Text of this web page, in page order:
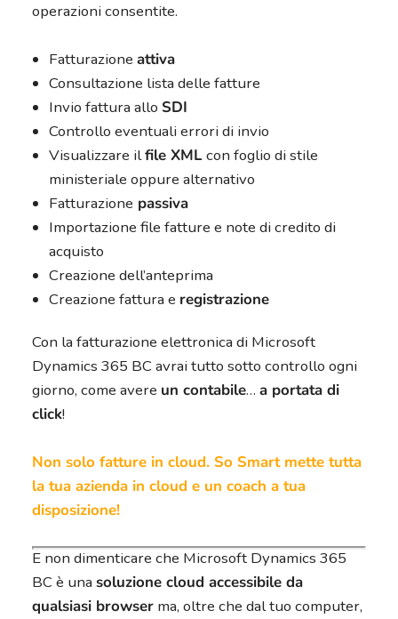
operazioni consentite.
Fatturazione attiva
Consultazione lista delle fatture
Invio fattura allo SDI
Controllo eventuali errori di invio
Visualizzare ilfile XMLcon foglio di stile
ministeriale oppure alternativo
Fatturazione passiva
Importazione file fatture e note di credito di
acquisto
Creazione dell’anteprima
Creazione fattura e registrazione
Con la fatturazione elettronica di Microsoft
Dynamics 365 BC avrai tutto sotto controllo ogni
giorno, come avere un contabile… a portata di
click!
Non solo fatture in cloud. So Smart mette tutta
la tua azienda in cloud e un coach a tua
disposizione!
E non dimenticare che Microsoft Dynamics 365
BC è una soluzione cloud accessibile da
qualsiasi browserma, oltre che dal tuo computer,